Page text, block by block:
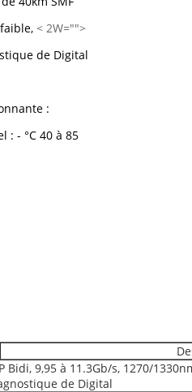
< 2W="">
de Digital
:
: - °C 40 à 85
Bidi, 9,95 à 11.3Gb/s, 1270/
de Digital